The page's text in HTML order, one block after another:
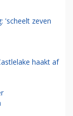
'scheelt zeven
haakt af